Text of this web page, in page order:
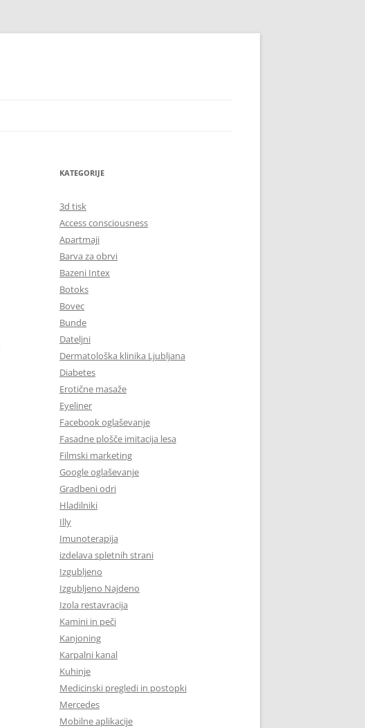
KATEGORIJE
3d tisk
Access consciousness
Apartmaji
Barva za obrvi
Bazeni Intex
Botoks
Bovec
Bunde
Dateljni
Dermatološka klinika Ljubljana
Diabetes
Erotične masaže
Eyeliner
Facebook oglaševanje
Fasadne plošče imitacija lesa
Filmski marketing
Google oglaševanje
Gradbeni odri
Hladilniki
Illy
Imunoterapija
izdelava spletnih strani
Izgubljeno
Izgubljeno Najdeno
Izola restavracija
Kamini in peči
Kanjoning
Karpalni kanal
Kuhinje
Medicinski pregledi in postopki
Mercedes
Mobilne aplikacije